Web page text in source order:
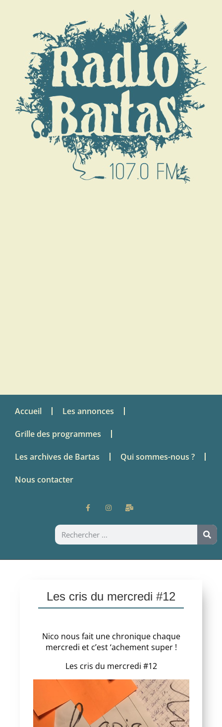
Accueil Les annonces
Grille des programmes
Les archives de Bartas Qui sommes-nous ?
Nous contacter
Les cris du mercredi #12
Nico nous fait une chronique chaque
mercredi et c’est ‘achement super !
Les cris du mercredi #12